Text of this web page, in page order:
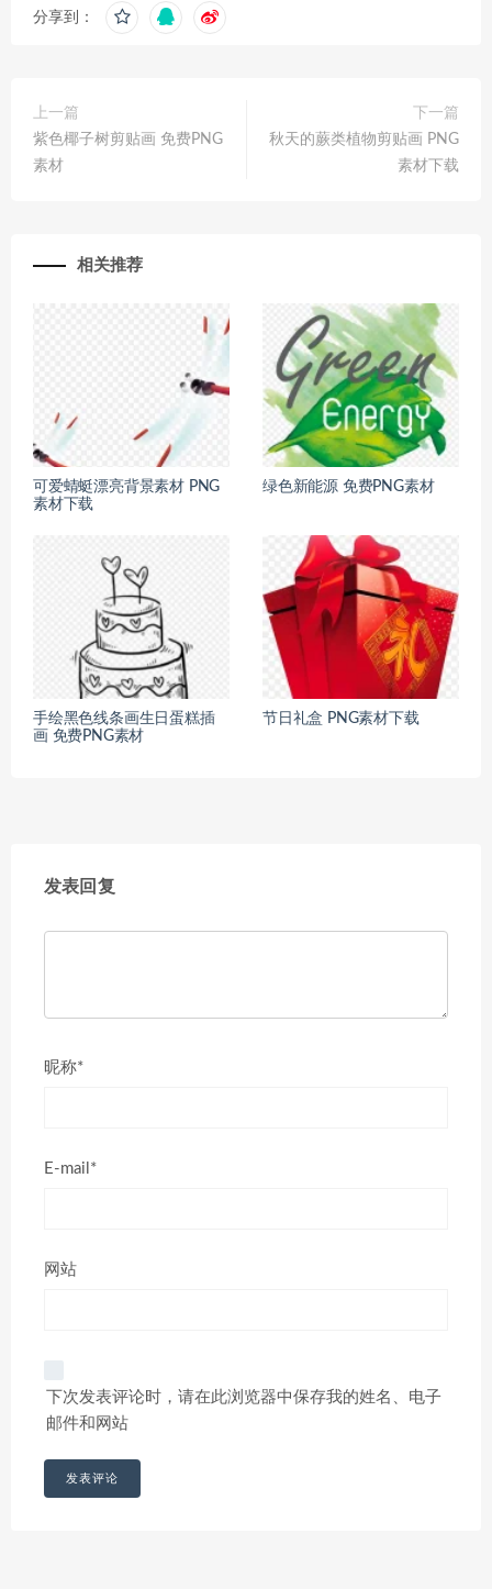
分享到：
上一篇
紫色椰子树剪贴画 免费PNG
素材
下一篇
秋天的蕨类植物剪贴画 PNG
素材下载
相关推荐
可爱蜻蜓漂亮背景素材 PNG
素材下载
绿色新能源 免费PNG素材
手绘黑色线条画生日蛋糕插
画 免费PNG素材
节日礼盒 PNG素材下载
发表回复
昵称*
E-mail*
网站
下次发表评论时，请在此浏览器中保存我的姓名、电子
邮件和网站